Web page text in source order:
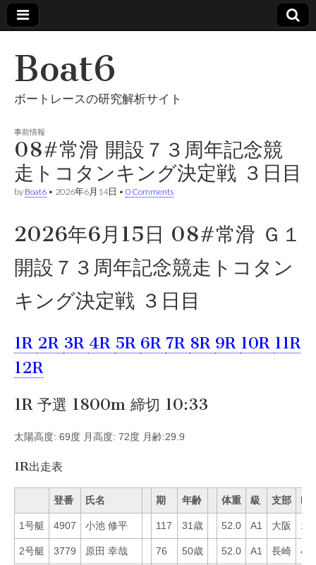
Boat6
ボートレースの研究解析サイト
事前情報
08#常滑 開設７３周年記念競
走トコタンキング決定戦 ３日目
by Boat6 • 2026年6月14日 • 0 Comments
2026年6月15日 08#常滑 Ｇ１
開設７３周年記念競走トコタン
キング決定戦 ３日目
1R 2R 3R 4R 5R 6R 7R 8R 9R 10R 11R
12R
1R 予選 1800m 締切 10:33
太陽高度: 69度 月高度: 72度 月齢:29.9
1R出走表
登番 氏名 期 年齢 体重 級 支部 Mo
1号艇 4907 小池 修平 117 31歳 52.0 A1 大阪 12
2号艇 3779 原田 幸哉 76 50歳 52.0 A1 長崎 43